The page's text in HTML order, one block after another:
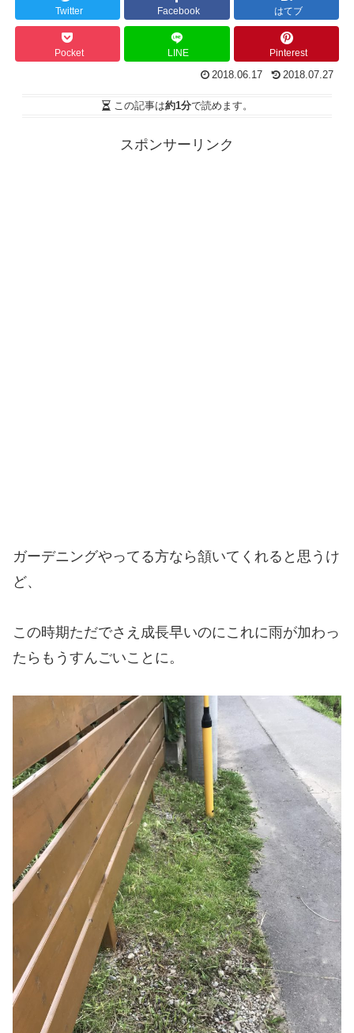
Twitter Facebook はてブ
Pocket LINE Pinterest
2018.06.17 2018.07.27
この記事は約1分で読めます。
スポンサーリンク
ガーデニングやってる方なら頷いてくれると思うけ
ど、
この時期ただでさえ成長早いのにこれに雨が加わっ
たらもうすんごいことに。